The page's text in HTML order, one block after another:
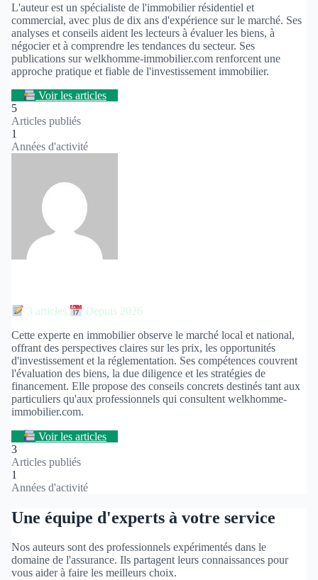
L'auteur est un spécialiste de l'immobilier résidentiel et
commercial, avec plus de dix ans d'expérience sur le marché. Ses
analyses et conseils aident les lecteurs à évaluer les biens, à
négocier et à comprendre les tendances du secteur. Ses
publications sur welkhomme-immobilier.com renforcent une
approche pratique et fiable de l'investissement immobilier.
Voir les articles
5
Articles publiés
1
Années d'activité
3 articles
Depuis 2026
Cette experte en immobilier observe le marché local et national,
offrant des perspectives claires sur les prix, les opportunités
d'investissement et la réglementation. Ses compétences couvrent
l'évaluation des biens, la due diligence et les stratégies de
financement. Elle propose des conseils concrets destinés tant aux
particuliers qu'aux professionnels qui consultent welkhomme-
immobilier.com.
Voir les articles
3
Articles publiés
1
Années d'activité
Une équipe d'experts à votre service
Nos auteurs sont des professionnels expérimentés dans le
domaine de l'assurance. Ils partagent leurs connaissances pour
vous aider à faire les meilleurs choix.